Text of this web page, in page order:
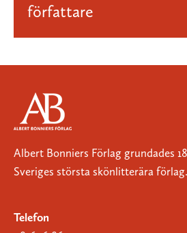
författare
Albert Bonniers Förlag grundades
Sveriges största skönlitterära förlag.
Telefon